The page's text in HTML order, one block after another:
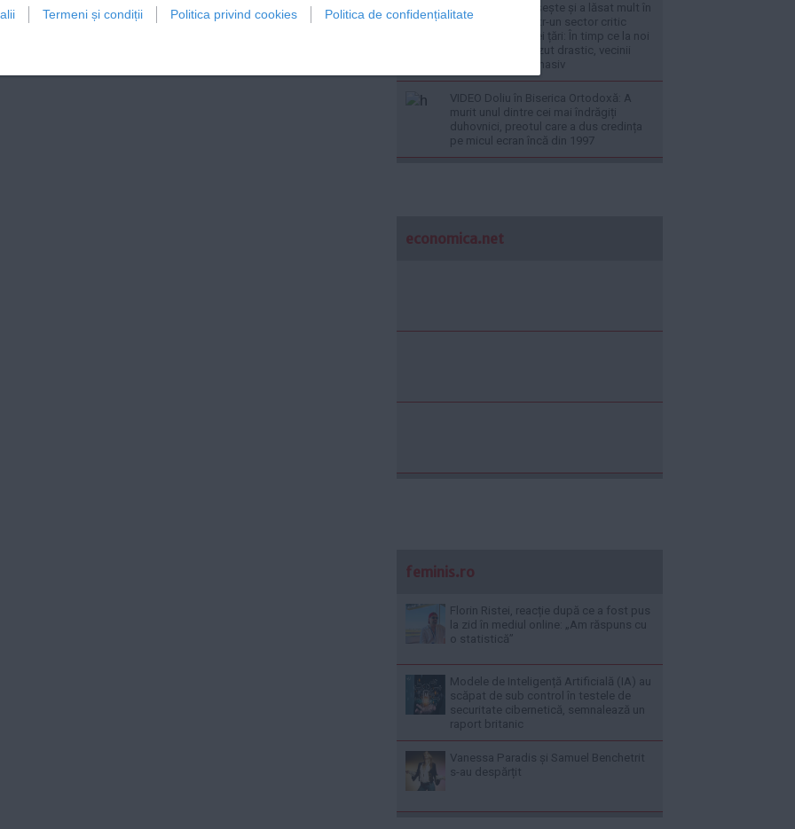
Termeni și condiții Politica privind cookies Politica de confidențialitateBulgaria ne depășește și a lăsat mult în
urmă România, într-un sector critic
pentru viitorul unei țări: În timp ce la noi
investițiile au scăzut drastic, vecinii
noștri investesc masiv
VIDEO Doliu în Biserica Ortodoxă: A
murit unul dintre cei mai îndrăgiți
duhovnici, preotul care a dus credința
pe micul ecran încă din 1997
economica.net
feminis.ro
Florin Ristei, reacție după ce a fost pus
la zid în mediul online: „Am răspuns cu
o statistică”
Modele de Inteligență Artificială (IA) au
scăpat de sub control în testele de
securitate cibernetică, semnalează un
raport britanic
Vanessa Paradis și Samuel Benchetrit
s-au despărțit